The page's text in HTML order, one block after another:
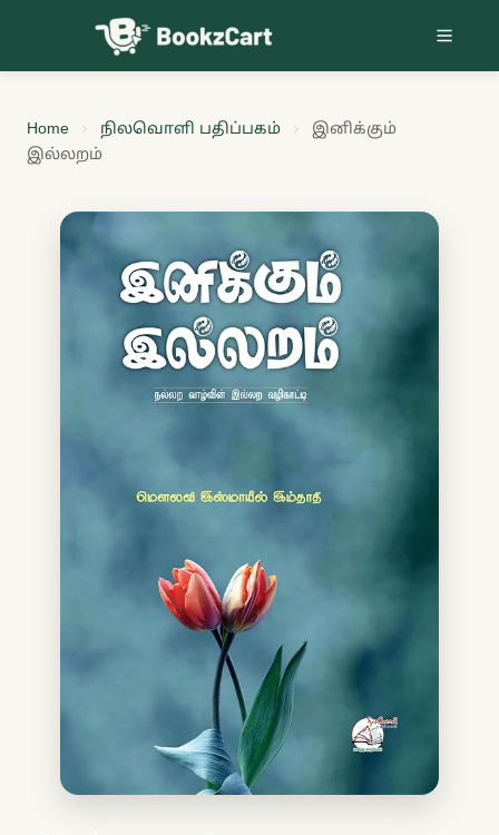
Skip to content
Home நிலவொளி பதிப்பகம்
இனிக்கும்
இல்லறம்